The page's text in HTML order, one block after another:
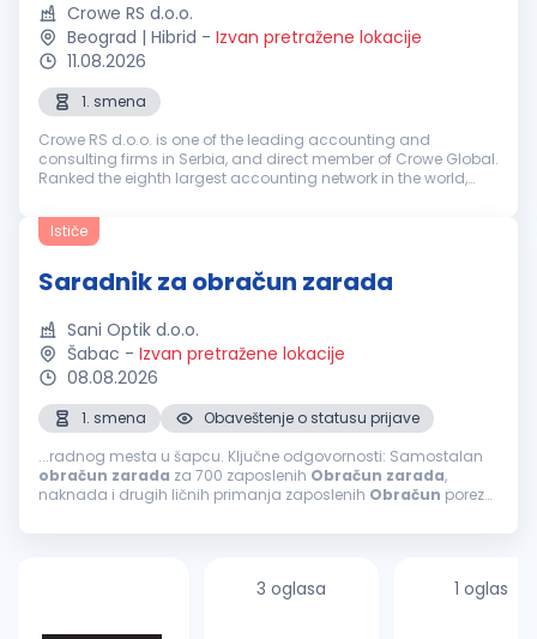
Crowe RS d.o.o.
Beograd | Hibrid - Izvan pretražene lokacije
11.08.2026
1. smena
Crowe RS d.o.o. is one of the leading accounting and
consulting firms in Serbia, and direct member of Crowe Global.
Ranked the eighth largest accounting network in the world,
advisory firms in more...
Ističe
Saradnik za obračun zarada
Sani Optik d.o.o.
Šabac - Izvan pretražene lokacije
08.08.2026
1. smena
Obaveštenje o statusu prijave
...radnog mesta u šapcu. Ključne odgovornosti: Samostalan
obračun zarada za 700 zaposlenih Obračun zarada,
naknada i drugih ličnih primanja zaposlenih Obračun poreza
podnošenje PPP-PD obrasca Rad...
3 oglasa 1 oglas